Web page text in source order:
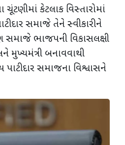
કેટલાક વિસ્તારોમાં
સમાજે તેને સ્વીકારીને
ભાજપની વિકાસલક્ષી
મુખ્યમંત્રી બનાવવાથી
સમાજના વિશ્વાસને